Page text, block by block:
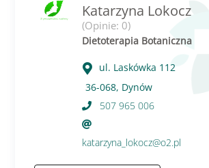
Katarzyna Lokocz
(Opinie: 0)
Dietoterapia Botaniczna
ul. Laskówka 112
36-068, Dynów
507 965 006
katarzyna_lokocz@o2.pl